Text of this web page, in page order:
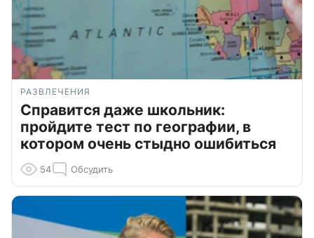
РАЗВЛЕЧЕНИЯ
Справится даже школьник:
пройдите тест по географии, в
котором очень стыдно ошибиться
54 Обсудить